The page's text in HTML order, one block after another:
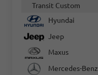
Transit Custom
Hyundai
Jeep
Maxus
Mercedes-Benz